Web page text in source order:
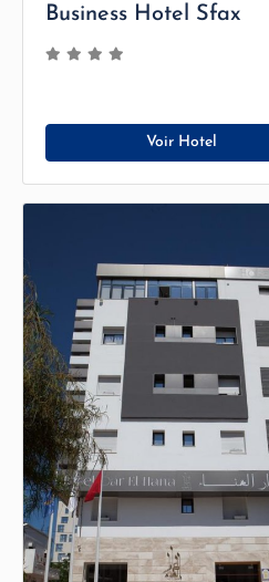
Business Hotel Sfax
Voir Hotel